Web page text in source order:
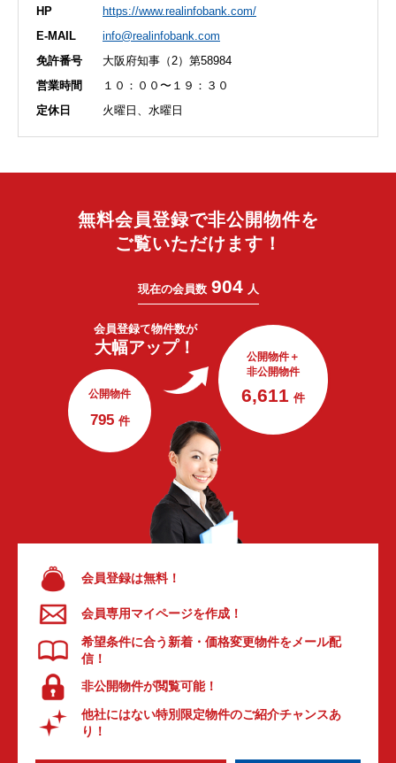
HP
https://www.realinfobank.com/
E-MAIL
info@realinfobank.com
免許番号
大阪府知事（2）第58984
営業時間
１０：００〜１９：３０
定休日
火曜日、水曜日
無料会員登録で非公開物件を
ご覧いただけます！
現在の会員数 904 人
会員登録で物件数が
大幅アップ！
公開物件
795 件
公開物件＋
非公開物件
6,611 件
会員登録は無料！
会員専用マイページを作成！
希望条件に合う新着・価格変更物件をメール配
信！
非公開物件が閲覧可能！
他社にはない特別限定物件のご紹介チャンスあ
り！